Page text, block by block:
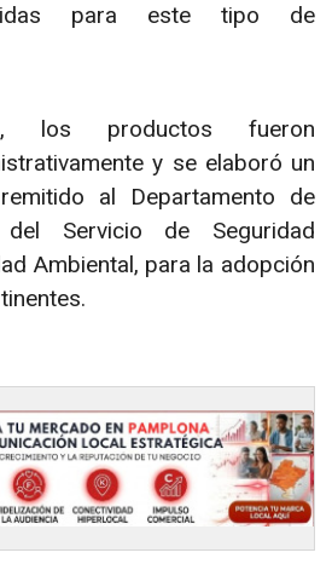
para este tipo de
los productos fueron
y se elaboró un
al Departamento de
Servicio de Seguridad
Ambiental, para la adopción